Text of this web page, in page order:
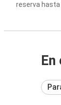
reserva hasta
En